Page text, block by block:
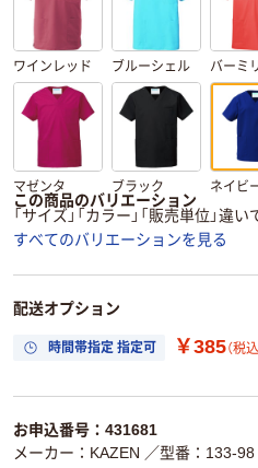
ワインレッド ブルーシェル バーミ
マゼンタ ブラック ネイビ
この商品のバリエーション
「サイズ」「カラー」「販売単位」違
すべてのバリエーションを見る
配送オプション
時間帯指定 指定可 ￥385（税込
お申込番号：431681
メーカー：KAZEN ／型番：133-98